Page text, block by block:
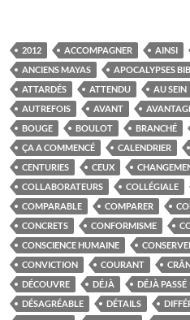
2012 ACCOMPAGNER AINSI
ANCIENS MAYAS
APOCALYPSES
ATTARDÉS
ATTENDU AU SEIN
AUTREFOIS
AVANT
BOUGE
BOULOT BRANCHÉ
ÇA A COMMENCÉ
CALENDRIER
CENTURIES
CEUX
COLLABORATEURS
COLLÉGIALE
COMPARABLE
COMPARER
CONCRETS
CONFORMISME
CONSCIENCE HUMAINE
CONVICTION
COURANT
DÉCOUVRE
DÉJÀ DÉJÀ PASSÉ
DÉSAGRÉABLE
DÉTAILS